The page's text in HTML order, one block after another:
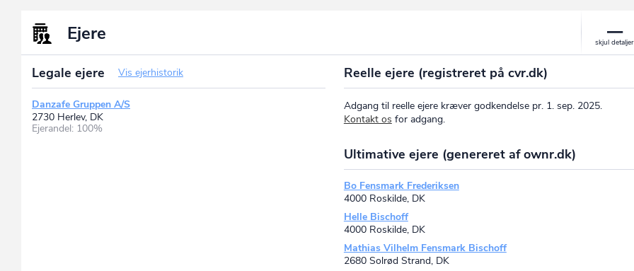
Ejere
Legale ejere Vis ejerhistorik
Danzafe Gruppen A/S
2730 Herlev, DK
Ejerandel: 100%
Reelle ejere (registreret på cvr.dk)
Adgang til reelle ejere kræver godkendelse pr. 1. sep. 2025.
Kontakt os for adgang.
Ultimative ejere (genereret af ownr.dk)
Bo Fensmark Frederiksen
4000 Roskilde, DK
Helle Bischoff
4000 Roskilde, DK
Mathias Vilhelm Fensmark Bischoff
2680 Solrød Strand, DK